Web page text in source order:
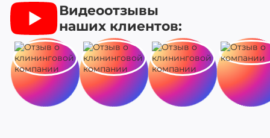
Видеоотзывы
наших клиентов: